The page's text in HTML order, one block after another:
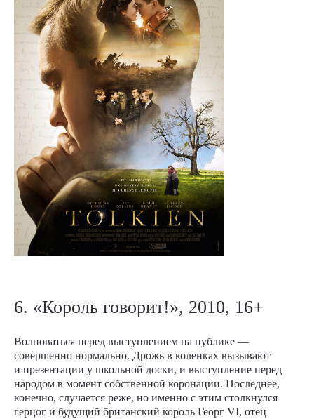
6. «Король говорит!», 2010, 16+
Волноваться перед выступлением на публике —
совершенно нормально. Дрожь в коленках вызывают
и презентации у школьной доски, и выступление перед
народом в момент собственной коронации. Последнее,
конечно, случается реже, но именно с этим столкнулся
герцог и будущий британский король Георг VI, отец